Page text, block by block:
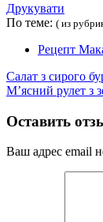
Друкувати
По теме: ( из
Рецепт
Салат з сирого
М’ясний рулет з
Оставить
Ваш адрес email